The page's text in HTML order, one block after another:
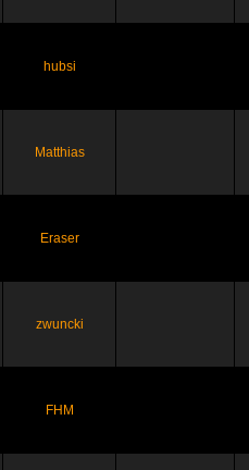
hubsi
Matthias
Eraser
zwuncki
FHM